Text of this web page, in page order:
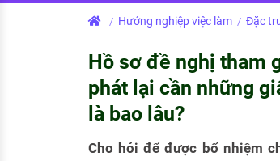
Việc làm tốt nhất
Danh sách nhà tuyển dụng
MẪU CV THEO STYLE
Mẫu CV đơn giản
Chính sách mới
Lao động và tiền lương
Bảo hiểm và phúc lợi
Thuế thu nhập
/ Hướng nghiệp việc làm / Đặc
Hồ sơ đề nghị tham
phát lại cần những
là bao lâu?
Cho hỏi để được bổ nhiệm